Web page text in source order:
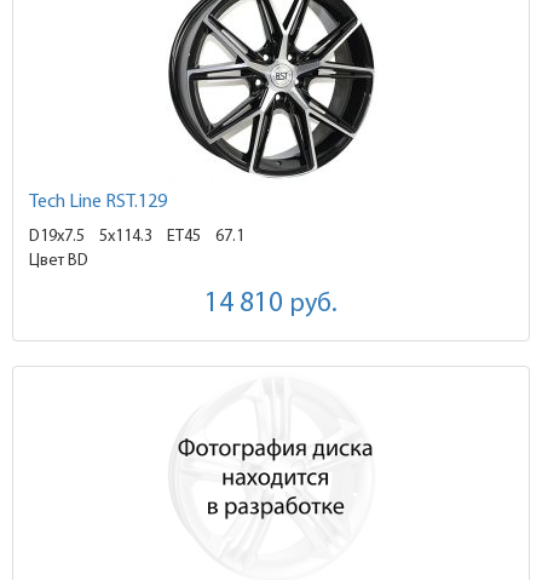
Tech Line RST.129
D19x7.5 5x114.3 ET45
67.1
Цвет BD
14 810 руб.